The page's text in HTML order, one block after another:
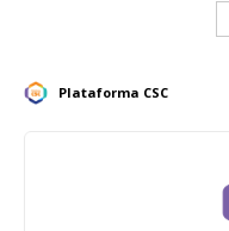
Plataforma CSC